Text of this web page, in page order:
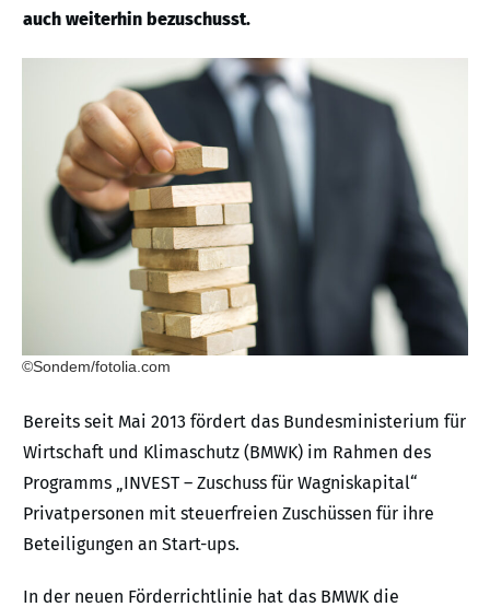
auch weiterhin bezuschusst.
©Sondem/fotolia.com
Bereits seit Mai 2013 fördert das Bundesministerium für
Wirtschaft und Klimaschutz (BMWK) im Rahmen des
Programms „INVEST – Zuschuss für Wagniskapital“
Privatpersonen mit steuerfreien Zuschüssen für ihre
Beteiligungen an Start-ups.
In der neuen Förderrichtlinie hat das BMWK die